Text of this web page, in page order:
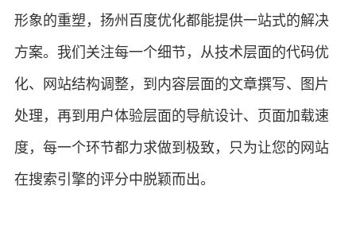
形象的重塑，扬州百度优化都能提供一站式的解决
方案。我们关注每一个细节，从技术层面的代码优
化、网站结构调整，到内容层面的文章撰写、图片
处理，再到用户体验层面的导航设计、页面加载速
度，每一个环节都力求做到极致，只为让您的网站
在搜索引擎的评分中脱颖而出。